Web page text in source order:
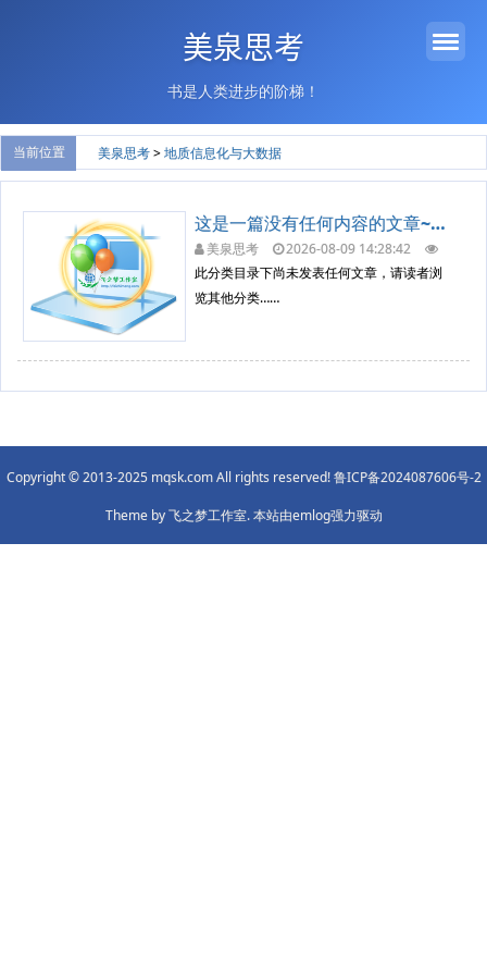
美泉思考
书是人类进步的阶梯！
当前位置 美泉思考>地质信息化与大数据
这是一篇没有任何内容的文章~~……
美泉思考
2026-08-09 14:28:42
0
无分类
此分类目录下尚未发表任何文章，请读者浏
览其他分类……
Copyright © 2013-2025 mqsk.com All rights reserved!鲁ICP备2024087606号-2
Theme by飞之梦工作室. 本站由emlog强力驱动